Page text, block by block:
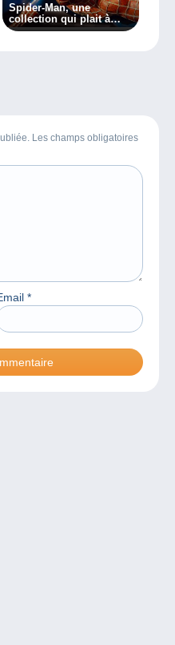
Spider-Man, une
collection qui plait à
tous.
Les champs obligatoires
*